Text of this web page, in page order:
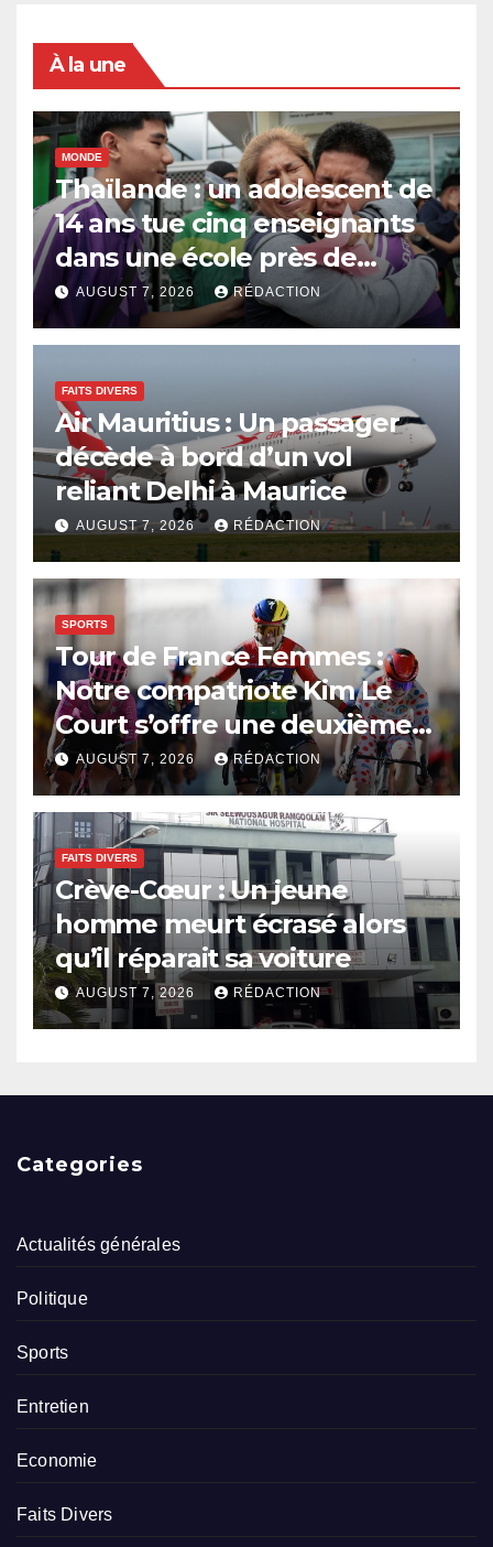
À la une
MONDE
Thaïlande : un adolescent de
14 ans tue cinq enseignants
dans une école près de
Bangkok
AUGUST 7, 2026 RÉDACTION
FAITS DIVERS
Air Mauritius : Un passager
décède à bord d’un vol
reliant Delhi à Maurice
AUGUST 7, 2026 RÉDACTION
SPORTS
Tour de France Femmes :
Notre compatriote Kim Le
Court s’offre une deuxième
victoire d’étape
AUGUST 7, 2026 RÉDACTION
FAITS DIVERS
Crève-Cœur : Un jeune
homme meurt écrasé alors
qu’il réparait sa voiture
AUGUST 7, 2026 RÉDACTION
Categories
Actualités générales
Politique
Sports
Entretien
Economie
Faits Divers